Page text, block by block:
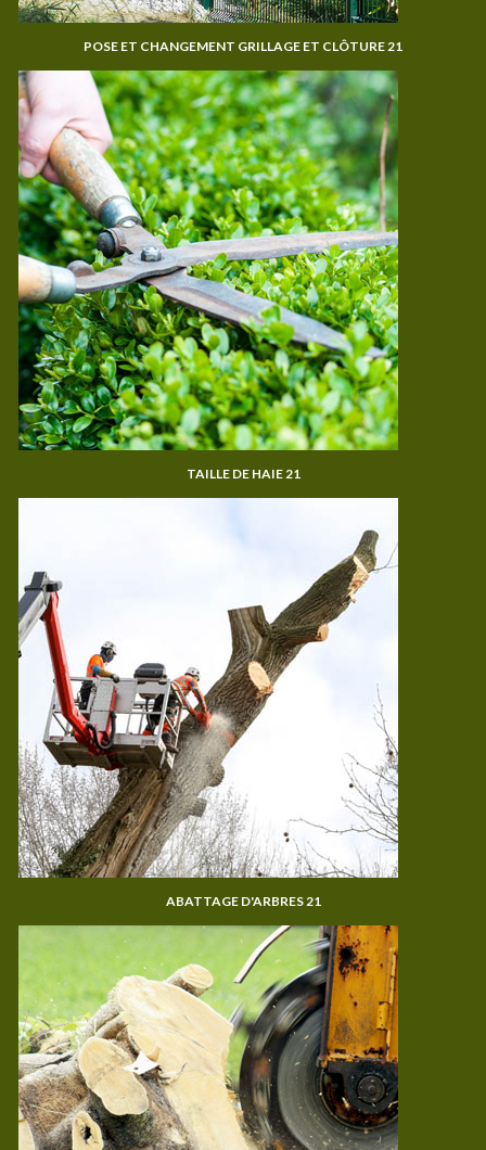
POSE ET CHANGEMENT GRILLAGE ET CLÔTURE 21
TAILLE DE HAIE 21
ABATTAGE D'ARBRES 21